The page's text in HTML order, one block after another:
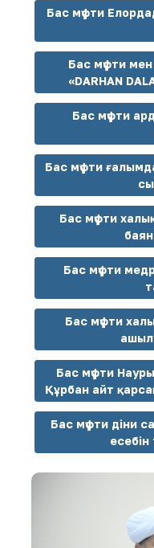
Бас мүфти
Бас мүфти мен
«DARHAN
Бас мүфти
Бас мүфти
Бас мүфти
Бас мүфти
Бас мүфти
Бас мүфти
Құрбан айт
Бас мүфти діни